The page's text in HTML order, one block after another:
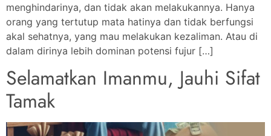
menghindarinya, dan tidak akan melakukannya. Hanya
orang yang tertutup mata hatinya dan tidak berfungsi
akal sehatnya, yang mau melakukan kezaliman. Atau di
dalam dirinya lebih dominan potensi fujur […]
Selamatkan Imanmu, Jauhi Sifat
Tamak